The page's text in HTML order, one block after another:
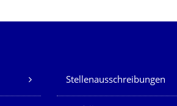
Stellenausschreibungen